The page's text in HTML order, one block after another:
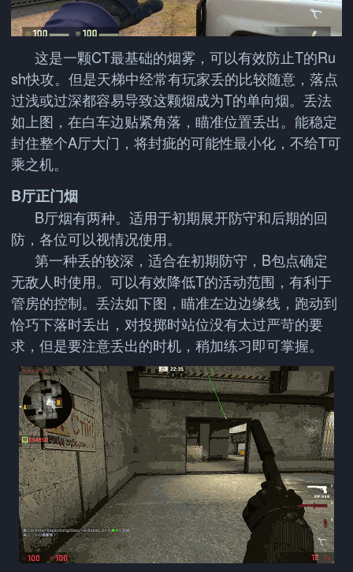
这是一颗CT最基础的烟雾，可以有效防止T的Ru
sh快攻。但是天梯中经常有玩家丢的比较随意，落点
过浅或过深都容易导致这颗烟成为T的单向烟。丢法
如上图，在白车边贴紧角落，瞄准位置丢出。能稳定
封住整个A厅大门，将封疵的可能性最小化，不给T可
乘之机。
B厅正门烟
B厅烟有两种。适用于初期展开防守和后期的回
防，各位可以视情况使用。
第一种丢的较深，适合在初期防守，B包点确定
无敌人时使用。可以有效降低T的活动范围，有利于
管房的控制。丢法如下图，瞄准左边边缘线，跑动到
恰巧下落时丢出，对投掷时站位没有太过严苛的要
求，但是要注意丢出的时机，稍加练习即可掌握。